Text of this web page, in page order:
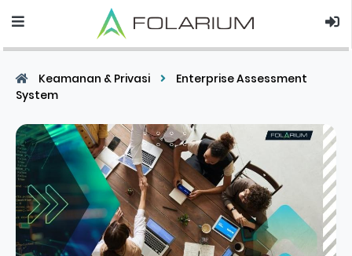
Keamanan & Privasi
Enterprise Assessment
System